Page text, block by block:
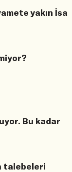
yakın İsa
Bu kadar
talebeleri